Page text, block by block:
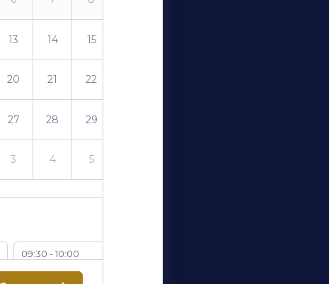
13 14 15
20 21 22
27 28 29
3 4 5
09:30 - 10:00